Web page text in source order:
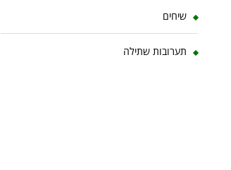
שיחים
תערובות שתילה